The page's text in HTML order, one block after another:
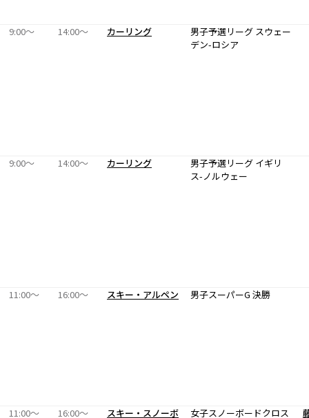
9:00〜 14:00〜 カーリング
男子予選リーグ スウェー
デン-ロシア
9:00〜 14:00〜 カーリング
男子予選リーグ イギリ
ス-ノルウェー
11:00〜 16:00〜 スキー・アルペン 男子スーパーG 決勝
11:00〜 16:00〜
スキー・スノーボ
女子スノーボードクロス